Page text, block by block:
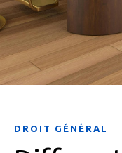
DROIT GÉNÉRAL